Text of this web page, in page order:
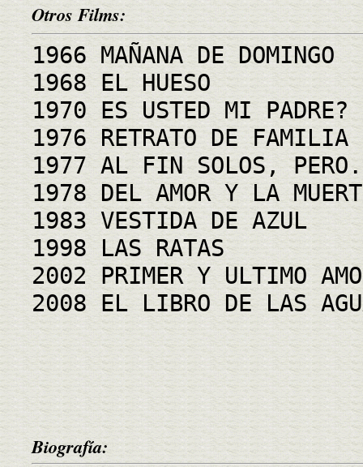
Otros Films:
1966 MAÑANA DE DOMINGO
1968 EL HUESO
1970 ES USTED MI PADRE?
1976 RETRATO DE FAMILIA
1977 AL FIN SOLOS,
1978 DEL AMOR Y LA
1983 VESTIDA DE AZUL
1998 LAS RATAS
2002 PRIMER Y ULTIMO
2008 EL LIBRO DE LAS
Biografía: